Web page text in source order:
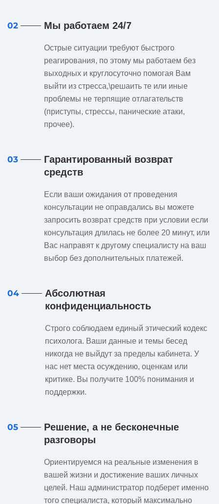
02 Мы работаем 24/7
Острые ситуации требуют быстрого
реагирования, по этому мы работаем без
выходных и круглосуточно помогая Вам
выйти из стресса,\решаить те или иные
проблемы не терпящие отлагательств
(приступы, стрессы, панические атаки,
прочее).
03
Гарантированный возврат
средств
Если ваши ожидания от проведения
консультации не оправдались вы можете
запросить возврат средств при условии если
консультация длилась не более 20 минут, или
Вас направят к другому специалисту на ваш
выбор без дополнительных платежей.
04
Абсолютная
конфиденциальность
Строго соблюдаем единый этический кодекс
психолога. Ваши данные и темы бесед
никогда не выйдут за пределы кабинета. У
нас нет места осуждению, оценкам или
критике. Вы получите 100% понимания и
поддержки.
05
Решение, а не бесконечные
разговоры
Ориентируемся на реальные изменения в
вашей жизни и достижение ваших личных
целей. Наш администратор подберет именно
того специалиста, который максимально